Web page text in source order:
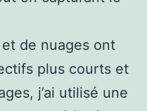
de nuages ont
plus courts et
j’ai utilisé une